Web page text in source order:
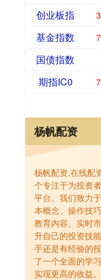
创业板指
基金指数
国债指数
期指IC0
杨帆配资
杨帆配资,在线配
个专注于为投资
平台。我们致力
本概念、操作技
教育内容、实时
升自己的投资技
手还是有经验的
了一个全面的学
实现更高的收益。